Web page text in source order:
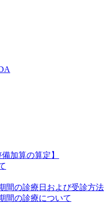
加算の算定】
間の診療日および受診方法
間の診療について